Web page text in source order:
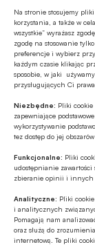
Na stronie stosujemy
korzystania, a także w
wszystkie” wyrażasz
zgodę na stosowanie
preferencje i wybierz
każdym czasie klikając
sposobie, w jaki
przysługujących Ci
Niezbędne: Pliki cookie
zapewniające
wykorzystywanie
tez dostęp do jej
Funkcjonalne: Pliki
udostępnianie
zbieranie opinii i innych
Analityczne: Pliki
i analitycznych
Pomagają nam
oraz służą do
internetową. Te pliki
Z Robertem
Izby
Wieluński.
BANK 2018/11
30.11.2018 11:39
IT@BANK:
BIK
Banki różnie
regulacyjnych
część z nich
część próbuje
wykorzystując
proponuje
BANK 2018/11
30.11.2018 11:06
Rynek